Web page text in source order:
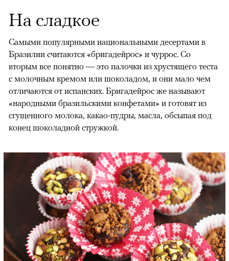
На сладкое
Самыми популярными национальными десертами в
Бразилии считаются «бригадейрос» и чуррос. Со
вторым все понятно — это палочки из хрустящего теста
с молочным кремом или шоколадом, и они мало чем
отличаются от испанских. Бригадейрос же называют
«народными бразильскими конфетами» и готовят из
сгущенного молока, какао-пудры, масла, обсыпая под
конец шоколадной стружкой.